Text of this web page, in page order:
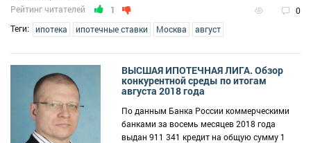
Рейтинг читателей 1 0
Теги: ипотека ипотечные ставки Москва август
ВЫСШАЯ ИПОТЕЧНАЯ ЛИГА. Обзор
конкурентной среды по итогам
августа 2018 года
По данным Банка России коммерческими
банками за восемь месяцев 2018 года
выдан 911 341 кредит на общую сумму 1